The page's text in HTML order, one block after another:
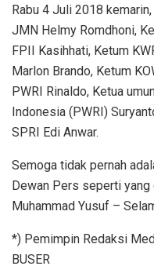
Rabu 4 Juli 2018
JMN Helmy Romdhoni,
FPII Kasihhati, Ketum
Marlon Brando, Ketum
PWRI Rinaldo, Ketua
Indonesia (PWRI)
SPRI Edi Anwar.
Semoga tidak pernah
Dewan Pers seperti yang
Muhammad Yusuf –
*) Pemimpin Redaksi
BUSER